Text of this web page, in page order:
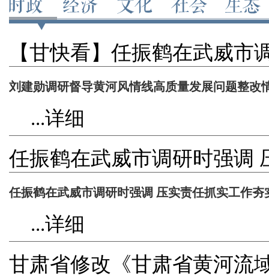
【甘快看】任振鹤在武威市
工作夯实基础 守住高质量发
刘建勋调研督导黄河风情线高质量发展问题整改
...详细
任振鹤在武威市调研时强调
础 守住高质量发展的底线红
任振鹤在武威市调研时强调 压实责任抓实工作
...详细
甘肃省修改《甘肃省黄河流